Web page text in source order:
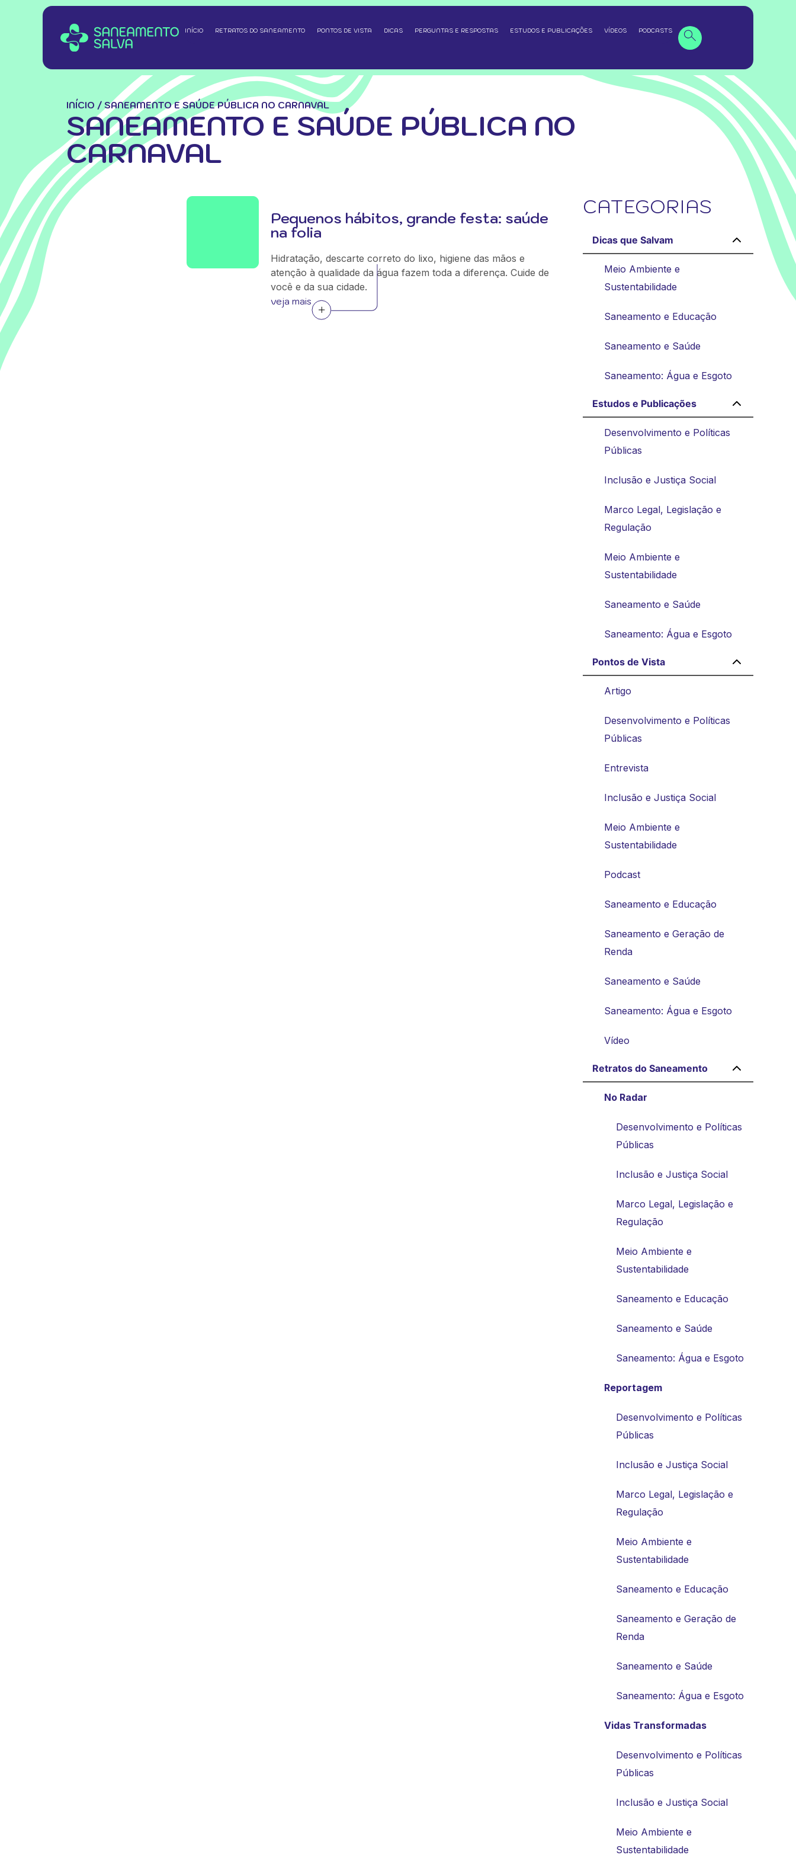
INÍCIO RETRATOS DO SANEAMENTO PONTOS DE VISTA DICAS PERGUNTAS E RESPOSTAS ESTUDOS E PUBLICAÇÕES VÍDEOS PODCASTS
INÍCIO / SANEAMENTO E SAÚDE PÚBLICA NO CARNAVAL
SANEAMENTO E SAÚDE PÚBLICA NO
CARNAVAL
Pequenos hábitos, grande festa: saúde
na folia
Hidratação, descarte correto do lixo, higiene das mãos e
atenção à qualidade da água fazem toda a diferença. Cuide de
você e da sua cidade.
veja mais
CATEGORIAS
Dicas que Salvam
Meio Ambiente e
Sustentabilidade
Saneamento e Educação
Saneamento e Saúde
Saneamento: Água e Esgoto
Estudos e Publicações
Desenvolvimento e Políticas
Públicas
Inclusão e Justiça Social
Marco Legal, Legislação e
Regulação
Meio Ambiente e
Sustentabilidade
Saneamento e Saúde
Saneamento: Água e Esgoto
Pontos de Vista
Artigo
Desenvolvimento e Políticas
Públicas
Entrevista
Inclusão e Justiça Social
Meio Ambiente e
Sustentabilidade
Podcast
Saneamento e Educação
Saneamento e Geração de
Renda
Saneamento e Saúde
Saneamento: Água e Esgoto
Vídeo
Retratos do Saneamento
No Radar
Desenvolvimento e Políticas
Públicas
Inclusão e Justiça Social
Marco Legal, Legislação e
Regulação
Meio Ambiente e
Sustentabilidade
Saneamento e Educação
Saneamento e Saúde
Saneamento: Água e Esgoto
Reportagem
Desenvolvimento e Políticas
Públicas
Inclusão e Justiça Social
Marco Legal, Legislação e
Regulação
Meio Ambiente e
Sustentabilidade
Saneamento e Educação
Saneamento e Geração de
Renda
Saneamento e Saúde
Saneamento: Água e Esgoto
Vidas Transformadas
Desenvolvimento e Políticas
Públicas
Inclusão e Justiça Social
Meio Ambiente e
Sustentabilidade